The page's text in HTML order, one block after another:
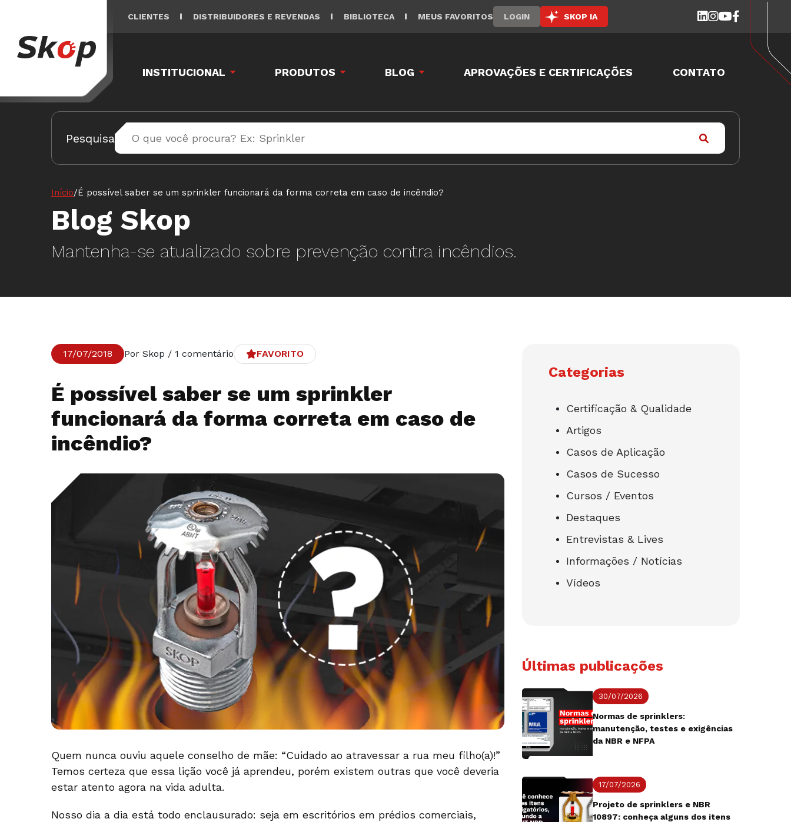
CLIENTES DISTRIBUIDORES E REVENDAS BIBLIOTECA MEUS FAVORITOS LOGIN SKOP IA
INSTITUCIONAL PRODUTOS BLOG APROVAÇÕES E CERTIFICAÇÕES CONTATO
Pesquisa
Início/É possível saber se um sprinkler funcionará da forma correta em caso de incêndio?
Blog Skop
Mantenha-se atualizado sobre prevenção contra incêndios.
17/07/2018 Por Skop / 1 comentário FAVORITO
É possível saber se um sprinkler
funcionará da forma correta em caso de
incêndio?
Quem nunca ouviu aquele conselho de mãe: “Cuidado ao atravessar a rua meu filho(a)!”
Temos certeza que essa lição você já aprendeu, porém existem outras que você deveria
estar atento agora na vida adulta.
Nosso dia a dia está todo enclausurado: seja em escritórios em prédios comerciais,
Categorias
Certificação & Qualidade
Artigos
Casos de Aplicação
Casos de Sucesso
Cursos / Eventos
Destaques
Entrevistas & Lives
Informações / Notícias
Vídeos
Últimas publicações
30/07/2026
Normas de sprinklers:
manutenção, testes e exigências
da NBR e NFPA
17/07/2026
Projeto de sprinklers e NBR
10897: conheça alguns dos itens